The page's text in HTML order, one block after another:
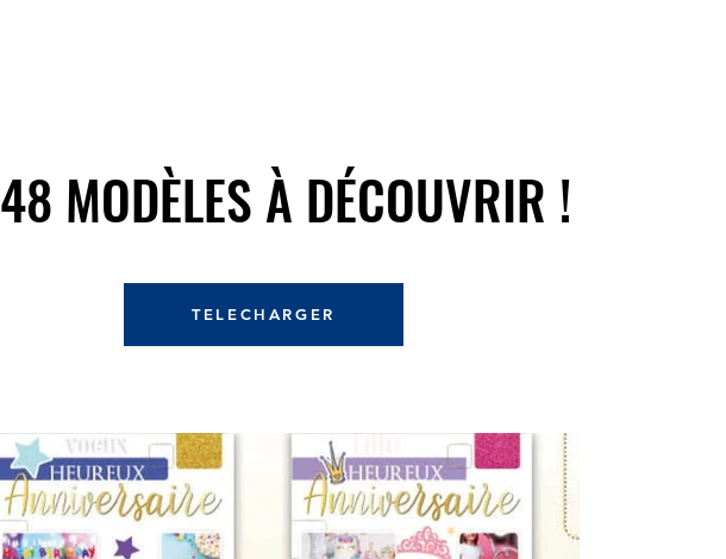
48 MODÈLES À DÉCOUVRIR !
48 MODÈLES À DÉCOUVRIR !
TELECHARGER